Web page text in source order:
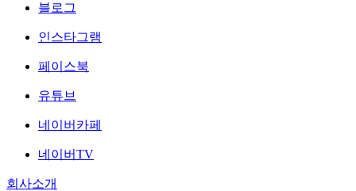
블로그
인스타그램
페이스북
유튜브
네이버카페
네이버TV
회사소개